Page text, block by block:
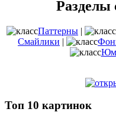
Разделы
Паттерны |
Смайлики |
Топ 10 картинок